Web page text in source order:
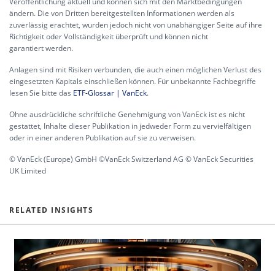
ändern. Die von Dritten bereitgestellten Informationen werden als
zuverlässig erachtet, wurden jedoch nicht von unabhängiger Seite auf ihre
Richtigkeit oder Vollständigkeit überprüft und können nicht
garantiert werden.
Anlagen sind mit Risiken verbunden, die auch einen möglichen Verlust des
eingesetzten Kapitals einschließen können. Für unbekannte Fachbegriffe
lesen Sie bitte das ETF-Glossar | VanEck.
Ohne ausdrückliche schriftliche Genehmigung von VanEck ist es nicht
gestattet, Inhalte dieser Publikation in jedweder Form zu vervielfältigen
oder in einer anderen Publikation auf sie zu verweisen.
© VanEck (Europe) GmbH ©VanEck Switzerland AG © VanEck Securities
UK Limited
RELATED INSIGHTS